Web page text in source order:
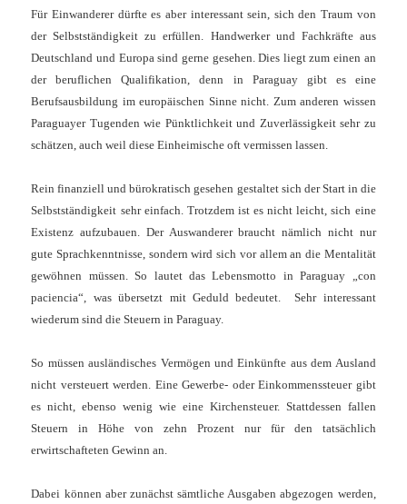
Für Einwanderer dürfte es aber interessant sein, sich den Traum von
der Selbstständigkeit zu erfüllen. Handwerker und Fachkräfte aus
Deutschland und Europa sind gerne gesehen. Dies liegt zum einen an
der beruflichen Qualifikation, denn in Paraguay gibt es eine
Berufsausbildung im europäischen Sinne nicht. Zum anderen wissen
Paraguayer Tugenden wie Pünktlichkeit und Zuverlässigkeit sehr zu
schätzen, auch weil diese Einheimische oft vermissen lassen.
Rein finanziell und bürokratisch gesehen gestaltet sich der Start in die
Selbstständigkeit sehr einfach. Trotzdem ist es nicht leicht, sich eine
Existenz aufzubauen. Der Auswanderer braucht nämlich nicht nur
gute Sprachkenntnisse, sondern wird sich vor allem an die Mentalität
gewöhnen müssen. So lautet das Lebensmotto in Paraguay „con
paciencia“, was übersetzt mit Geduld bedeutet.Sehr interessant
wiederum sind die Steuern in Paraguay.
So müssen ausländisches Vermögen und Einkünfte aus dem Ausland
nicht versteuert werden. Eine Gewerbe- oder Einkommenssteuer gibt
es nicht, ebenso wenig wie eine Kirchensteuer. Stattdessen fallen
Steuern in Höhe von zehn Prozent nur für den tatsächlich
erwirtschafteten Gewinn an.
Dabei können aber zunächst sämtliche Ausgaben abgezogen werden,